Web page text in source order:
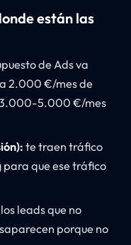
están las
de Ads va
2.000 €/mes de
3.000-5.000 €/mes
te traen tráfico
que ese tráfico
los leads que no
porque no